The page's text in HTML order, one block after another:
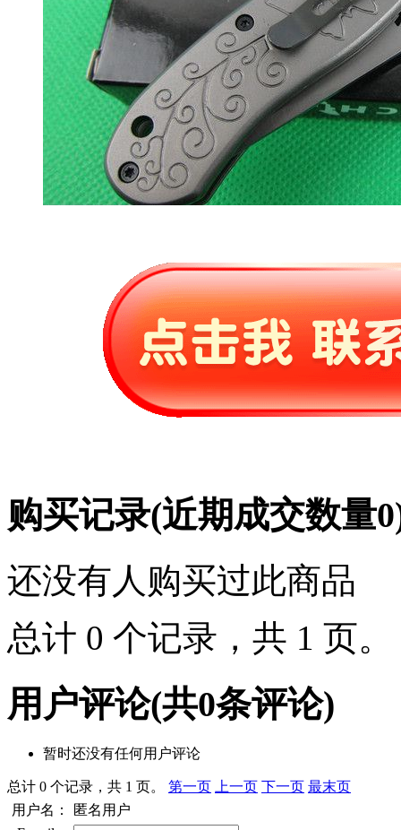
购买记录(近期成交数量0
还没有人购买过此商品
总计 0 个记录，共 1 页。
用户评论(共0条评论)
暂时还没有任何用户评论
总计 0 个记录，共 1 页。 第一页 上一页 下一页 最末页
用户名：
匿名用户